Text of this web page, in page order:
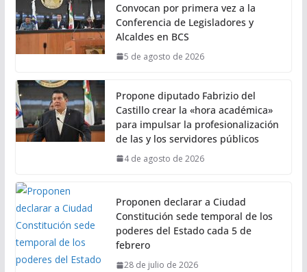
Convocan por primera vez a la
Conferencia de Legisladores y
Alcaldes en BCS
5 de agosto de 2026
Propone diputado Fabrizio del
Castillo crear la «hora académica»
para impulsar la profesionalización
de las y los servidores públicos
4 de agosto de 2026
Proponen declarar a Ciudad
Constitución sede temporal de los
poderes del Estado cada 5 de
febrero
28 de julio de 2026